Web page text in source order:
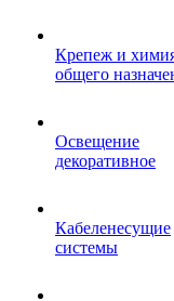
Крепеж и
общего
Освещение
декоративное
Кабеленесущие
системы